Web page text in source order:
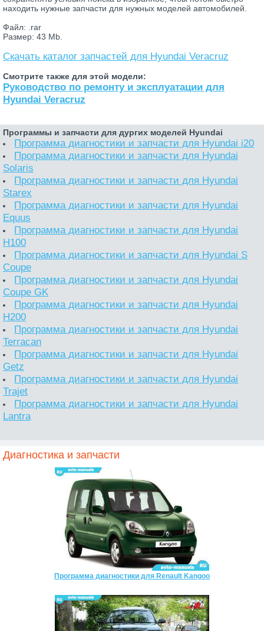
находить нужные запчасти для нужных моделей автомобилей.
Файл: .rar
Размер: 43 Mb.
Скачать каталог запчастей для Hyundai Veracruz
Смотрите также для этой модели:
Руководство по ремонту и эксплуатации для
Hyundai Veracruz
Программы и запчасти для дургих моделей Hyundai
Программа диагностики и запчасти для Hyundai i20
Программа диагностики и запчасти для Hyundai
Solaris
Программа диагностики и запчасти для Hyundai
Starex
Программа диагностики и запчасти для Hyundai
Equus
Программа диагностики и запчасти для Hyundai
H100
Программа диагностики и запчасти для Hyundai S
Coupe
Программа диагностики и запчасти для Hyundai
Coupe GK
Программа диагностики и запчасти для Hyundai
H200
Программа диагностики и запчасти для Hyundai
Terracan
Программа диагностики и запчасти для Hyundai
Getz
Программа диагностики и запчасти для Hyundai
Trajet
Программа диагностики и запчасти для Hyundai
Lantra
Диагностика и запчасти
Программа диагностики для Renault Kangoo